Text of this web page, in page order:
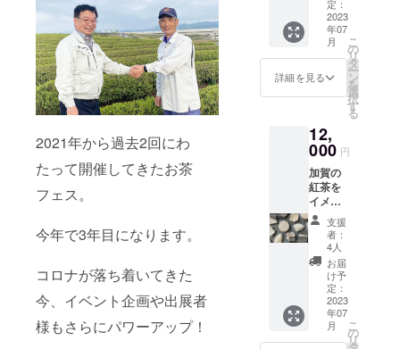
2021年から過去2回にわ
たって開催してきたお茶
フェス。
今年で3年目になります。
コロナが落ち着いてきた
今、イベント企画や出展者
様もさらにパワーアップ！
たラベ
ルや注
意書き
をご確
さい。
実際に
するリ
ターン
とパッ
ケージ
等のデ
ザイン
が異な
る場合
があり
ますの
で、あ
らかじ
めご了
承くだ
さい。
の食品
表示は
お届け
商品の
に表記
されま
前には
必ずお
届けの
リター
ンに貼
付され
たラベ
ルや注
意書き
をご確
認くだ
さい。
実際に
お届け
するリ
味期
限】表
面ラベ
ルに記
加工日
より一
者】打
越製茶
農業協
同組
合 石
川県加
賀市打
越町ち
31番地
原材料
及び添
加物等
の食品
表示は
お届け
【名
称】鳳
玉 【原
材料
名】緑
茶（加
量】
リーフ
100g
【保存
方法】
高温・
多湿を
避け移
り香に
ご注意
くださ
い 【賞
味期
限】表
面ラベ
玉」と
名付け
て販売
してい
ます。
新茶
茶葉を
使用。
甘み・
渋みの
バラン
スが良
く、ふ
だん飲
みしや
すい美
味しさ
です。
【名
称】鳳
玉 【原
ト お
礼の
カード
付 ●打
越の新
茶 組合
では
玉」と
名付け
て販売
してい
ます。
新茶
は、石
川県加
賀産の
茶葉を
使用。
甘み・
渋みの
バラン
スが良
く、ふ
定：
2023
年07
月
詳細を見る
こ
の
リ
タ
ー
ン
を
選
択
す
る
12,
000 円
加賀の
紅茶を
イメー
ジした
アロマ
フレグ
ランス
と九谷
焼アロ
マス
トーン
のセッ
ト お
支援
者：
4人
お届
け予
定：
2023
年07
月
こ
の
リ